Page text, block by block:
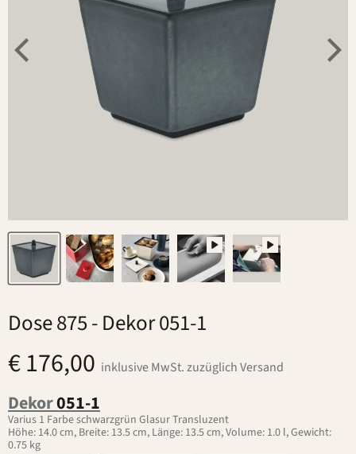
Dose 875- Dekor 051-1
€ 176,00 inklusive MwSt. zuzüglich Versand
Dekor051-1
Varius 1 Farbe schwarzgrün Glasur Transluzent
Höhe: 14.0 cm, Breite: 13.5 cm, Länge: 13.5 cm, Volume: 1.0 l, Gewicht:
0.75 kg